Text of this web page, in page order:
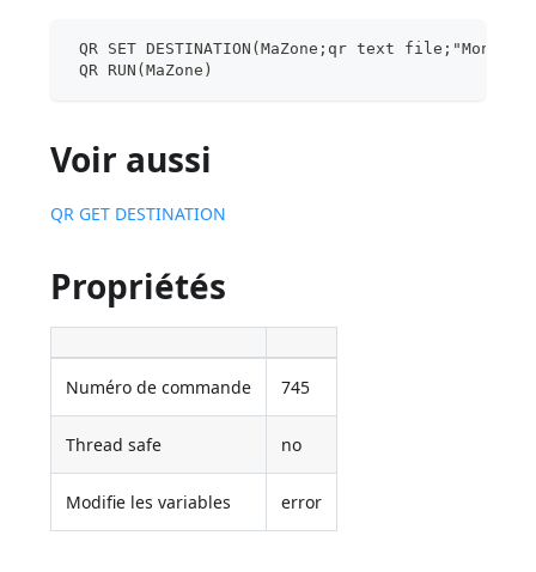
QR SET DESTINATION(MaZone;qr text
QR RUN(MaZone)
Voir aussi
QR GET DESTINATION
Propriétés
Numéro de commande 745
Thread safe no
Modifie les variables error